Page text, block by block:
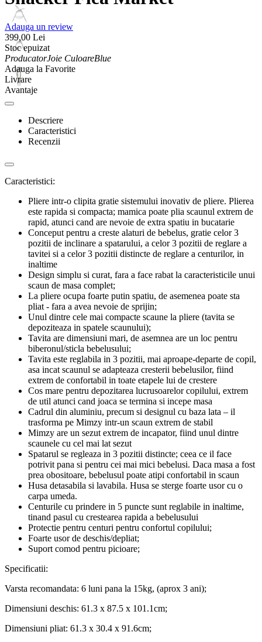
Adauga un review
399,00 Lei
Stoc epuizat
ProducatorJoie CuloareBlue
Adauga la Favorite
Livrare
Avantaje
Descriere
Caracteristici
Recenzii
Caracteristici:
Pliere intr-o clipita gratie sistemului inovativ de pliere. Plierea
este rapida si compacta; mamica poate plia scaunul extrem de
rapid, atunci cand are nevoie de extra spatiu in bucatarie
Conceput pentru a creste alaturi de bebelus, gratie celor 3
pozitii de inclinare a spatarului, a celor 3 pozitii de reglare a
tavitei si a celor 3 pozitii distincte de reglare a centurilor, in
inaltime
Design simplu si curat, fara a face rabat la caracteristicile unui
scaun de masa complet;
La pliere ocupa foarte putin spatiu, de asemenea poate sta
pliat - fara a avea nevoie de sprijin;
Unul dintre cele mai compacte scaune la pliere (tavita se
depoziteaza in spatele scaunului);
Tavita are dimensiuni mari, de asemnea are un loc pentru
biberonul/sticla bebelusului;
Tavita este reglabila in 3 pozitii, mai aproape-departe de copil,
asa incat scaunul se adapteaza cresterii bebelusilor, fiind
extrem de confortabil in toate etapele lui de crestere
Cos mare pentru depozitarea lucrusoarelor copilului, extrem
de util atunci cand joaca se termina si incepe masa
Cadrul din aluminiu, precum si designul cu baza lata – il
trasforma pe Mimzy intr-un scaun extrem de stabil
Mimzy are un sezut extrem de incapator, fiind unul dintre
scaunele cu cel mai lat sezut
Spatarul se regleaza in 3 pozitii distincte; ceea ce il face
potrivit pana si pentru cei mai mici bebelusi. Daca masa a fost
prea obositoare, bebelusul poate atipi confortabil in scaun
Husa detasabila si lavabila. Husa se sterge foarte usor cu o
carpa umeda.
Centurile cu prindere in 5 puncte sunt reglabile in inaltime,
tinand pasul cu crestearea rapida a bebelusului
Protectie pentru centuri pentru confortul copilului;
Foarte usor de deschis/depliat;
Suport comod pentru picioare;
Specificatii:
Varsta recomandata: 6 luni pana la 15kg, (aprox 3 ani);
Dimensiuni deschis: 61.3 x 87.5 x 101.1cm;
Dimensiuni pliat: 61.3 x 30.4 x 91.6cm;